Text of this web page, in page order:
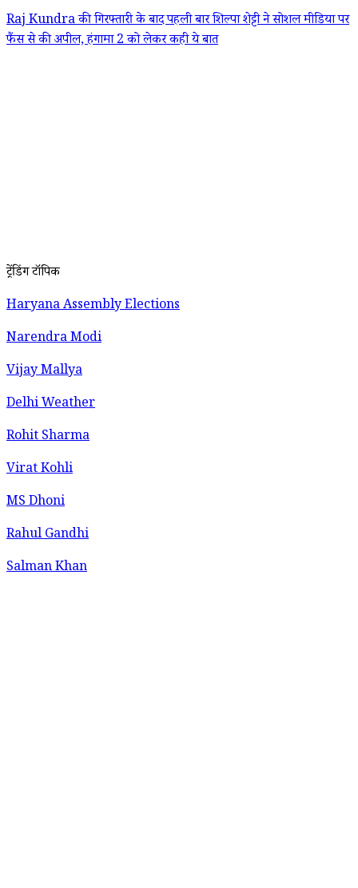
Raj Kundra की गिरफ्तारी के बाद पहली बार शिल्पा शेट्टी ने सोशल मीडिया पर
फैंस से की अपील, हंगामा 2 को लेकर कही ये बात
ट्रेंडिंग टॉपिक
Haryana Assembly Elections
Narendra Modi
Vijay Mallya
Delhi Weather
Rohit Sharma
Virat Kohli
MS Dhoni
Rahul Gandhi
Salman Khan